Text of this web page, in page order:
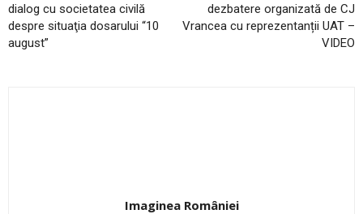
dialog cu societatea civilă
despre situaţia dosarului “10
august”
dezbatere organizată de CJ
Vrancea cu reprezentanții UAT –
VIDEO
Imaginea României